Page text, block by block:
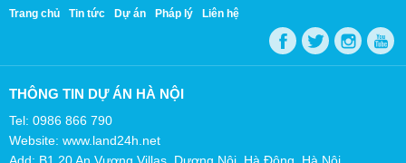
Trang chủ Tin tức Dự án Pháp lý Liên hệ
THÔNG TIN DỰ ÁN HÀ NỘI
Tel: 0986 866 790
Website: www.land24h.net